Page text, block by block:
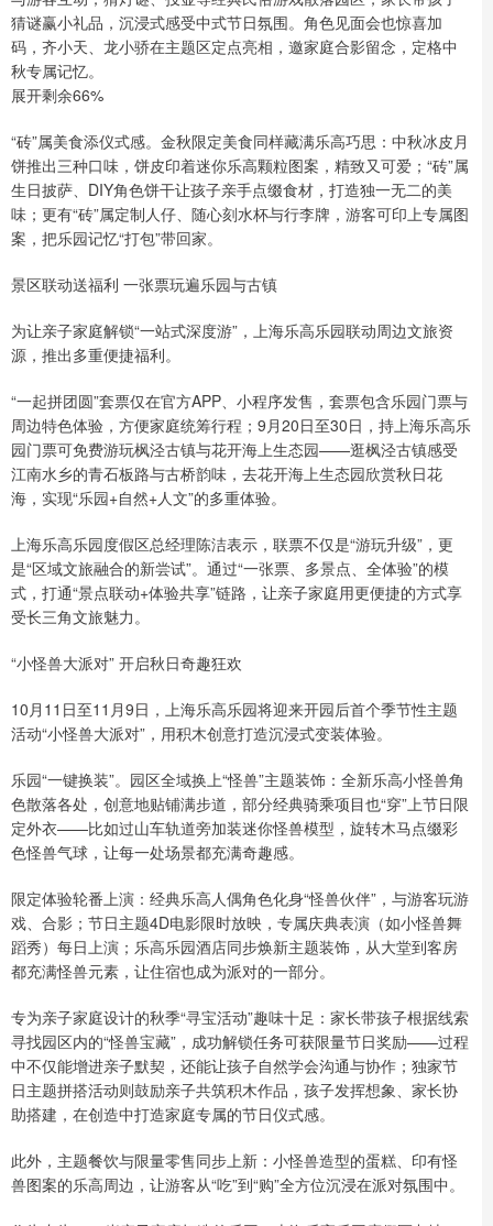
猜谜赢小礼品，沉浸式感受中式节日氛围。角色见面会也惊喜加
码，齐小天、龙小骄在主题区定点亮相，邀家庭合影留念，定格中
秋专属记忆。
展开剩余66%
“砖”属美食添仪式感。金秋限定美食同样藏满乐高巧思：中秋冰皮月
饼推出三种口味，饼皮印着迷你乐高颗粒图案，精致又可爱；“砖”属
生日披萨、DIY角色饼干让孩子亲手点缀食材，打造独一无二的美
味；更有“砖”属定制人仔、随心刻水杯与行李牌，游客可印上专属图
案，把乐园记忆“打包”带回家。
景区联动送福利 一张票玩遍乐园与古镇
为让亲子家庭解锁“一站式深度游”，上海乐高乐园联动周边文旅资
源，推出多重便捷福利。
“一起拼团圆”套票仅在官方APP、小程序发售，套票包含乐园门票与
周边特色体验，方便家庭统筹行程；9月20日至30日，持上海乐高乐
园门票可免费游玩枫泾古镇与花开海上生态园——逛枫泾古镇感受
江南水乡的青石板路与古桥韵味，去花开海上生态园欣赏秋日花
海，实现“乐园+自然+人文”的多重体验。
上海乐高乐园度假区总经理陈洁表示，联票不仅是“游玩升级”，更
是“区域文旅融合的新尝试”。通过“一张票、多景点、全体验”的模
式，打通“景点联动+体验共享”链路，让亲子家庭用更便捷的方式享
受长三角文旅魅力。
“小怪兽大派对” 开启秋日奇趣狂欢
10月11日至11月9日，上海乐高乐园将迎来开园后首个季节性主题
活动“小怪兽大派对”，用积木创意打造沉浸式变装体验。
乐园“一键换装”。园区全域换上“怪兽”主题装饰：全新乐高小怪兽角
色散落各处，创意地贴铺满步道，部分经典骑乘项目也“穿”上节日限
定外衣——比如过山车轨道旁加装迷你怪兽模型，旋转木马点缀彩
色怪兽气球，让每一处场景都充满奇趣感。
限定体验轮番上演：经典乐高人偶角色化身“怪兽伙伴”，与游客玩游
戏、合影；节日主题4D电影限时放映，专属庆典表演（如小怪兽舞
蹈秀）每日上演；乐高乐园酒店同步焕新主题装饰，从大堂到客房
都充满怪兽元素，让住宿也成为派对的一部分。
专为亲子家庭设计的秋季“寻宝活动”趣味十足：家长带孩子根据线索
寻找园区内的“怪兽宝藏”，成功解锁任务可获限量节日奖励——过程
中不仅能增进亲子默契，还能让孩子自然学会沟通与协作；独家节
日主题拼搭活动则鼓励亲子共筑积木作品，孩子发挥想象、家长协
助搭建，在创造中打造家庭专属的节日仪式感。
此外，主题餐饮与限量零售同步上新：小怪兽造型的蛋糕、印有怪
兽图案的乐高周边，让游客从“吃”到“购”全方位沉浸在派对氛围中。